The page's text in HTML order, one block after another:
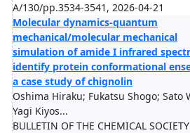
A/130/pp.3534-3541, 2026-04-21
Molecular dynamics-quantum
mechanical/molecular mechanical
simulation of amide I infrared
identify protein conformational
a case study of chignolin
Oshima Hiraku; Fukatsu Shogo; Sato
Yagi Kiyos...
BULLETIN OF THE CHEMICAL